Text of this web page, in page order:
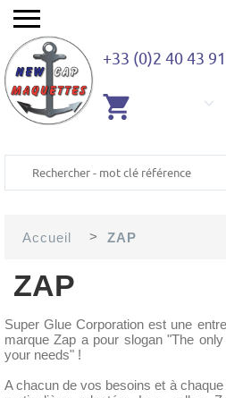
+33 (0)2 40 43
Accueil > ZAP
ZAP
Super Glue Corporation est une
marque Zap a pour slogan "The
your needs" !
A chacun de vos besoins et à